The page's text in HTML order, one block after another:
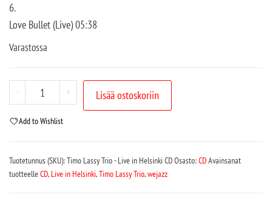
6.
Love Bullet (Live) 05:38
Varastossa
- + Lisää ostoskoriin
Add to Wishlist
Tuotetunnus (SKU):Timo Lassy Trio - Live in Helsinki CDOsasto:CDAvainsanat
tuotteelleCD,Live in Helsinki,Timo Lassy Trio,wejazz